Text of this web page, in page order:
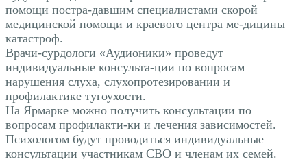
помощи постра-давшим специалистами скорой
медицинской помощи и краевого центра ме-дицины
катастроф.
Врачи-сурдологи «Аудионики» проведут
индивидуальные консульта-ции по вопросам
нарушения слуха, слухопротезировании и
профилактике тугоухости.
На Ярмарке можно получить консультации по
вопросам профилакти-ки и лечения зависимостей.
Психологом будут проводиться индивидуальные
консультации участникам СВО и членам их семей.